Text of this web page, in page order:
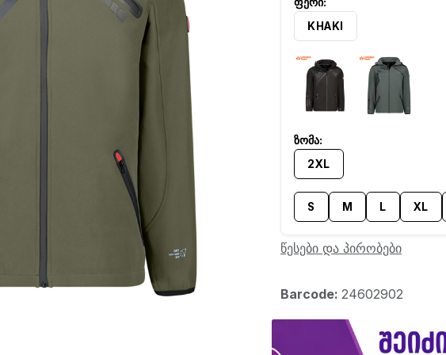
KHAKI
2XL
S M L XL
წესები და პირობები
Barcode: 24602902